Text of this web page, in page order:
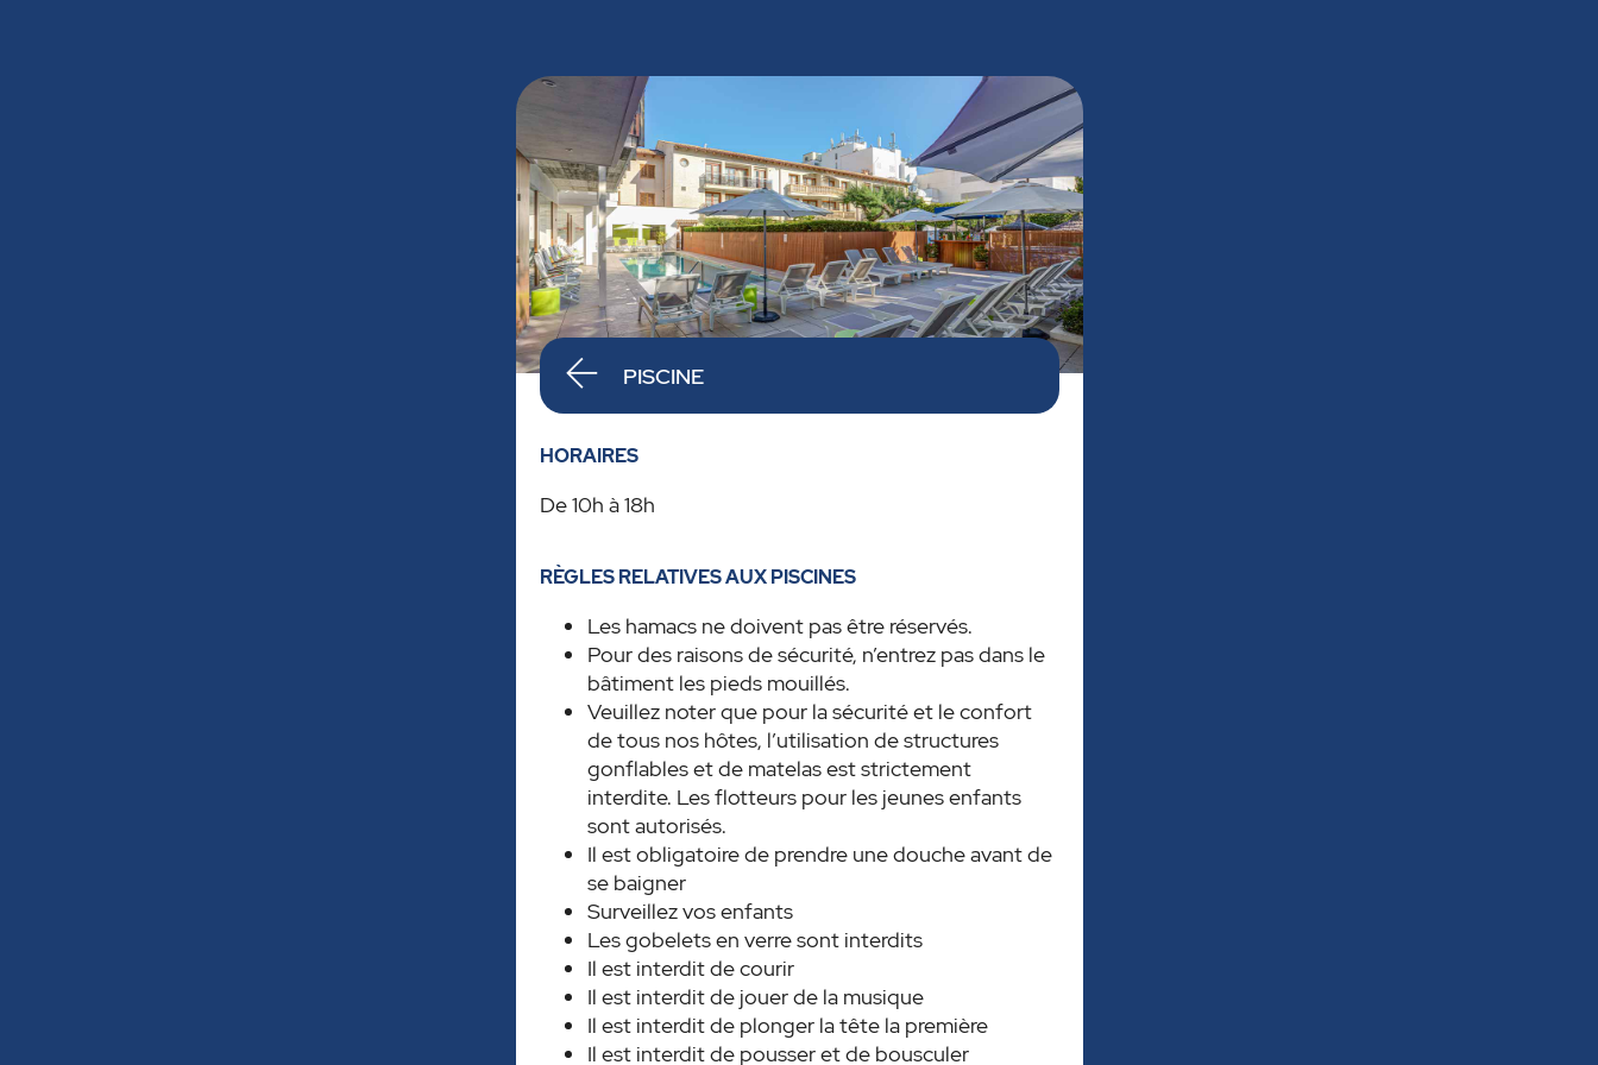
PISCINE
HORAIRES
De 10h à 18h
RÈGLES RELATIVES AUX PISCINES
Les hamacs ne doivent pas être réservés.
Pour des raisons de sécurité, n’entrez pas dans le
bâtiment les pieds mouillés.
Veuillez noter que pour la sécurité et le confort
de tous nos hôtes, l’utilisation de structures
gonflables et de matelas est strictement
interdite. Les flotteurs pour les jeunes enfants
sont autorisés.
Il est obligatoire de prendre une douche avant de
se baigner
Surveillez vos enfants
Les gobelets en verre sont interdits
Il est interdit de courir
Il est interdit de jouer de la musique
Il est interdit de plonger la tête la première
Il est interdit de pousser et de bousculer